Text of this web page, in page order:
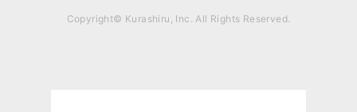
Copyright© Kurashiru, Inc. All Rights Reserved.